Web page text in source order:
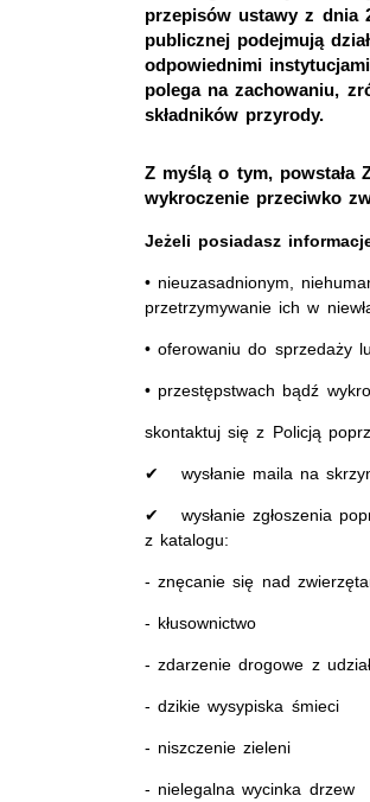
przepisów ustawy z dnia
publicznej podejmują
odpowiednimi
polega na zachowaniu,
składników przyrody.
Z myślą o tym, powstała
wykroczenie przeciwko
Jeżeli posiadasz
• nieuzasadnionym,
przetrzymywanie ich w
• oferowaniu do sprzedaży
• przestępstwach bądź
skontaktuj się z Policją
✔ wysłanie maila na
✔ wysłanie zgłoszenia
z katalogu:
- znęcanie się nad
- kłusownictwo
- zdarzenie drogowe z
- dzikie wysypiska śmieci
- niszczenie zieleni
- nielegalna wycinka drzew